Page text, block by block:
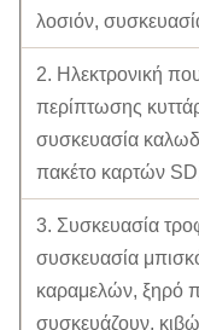
λοσιόν,
2. Ηλεκτρονική
περίπτωσης
συσκευασία
πακέτο καρτών
3. Συσκευασία
συσκευασία
καραμελών, ξηρό
συσκευάζουν,